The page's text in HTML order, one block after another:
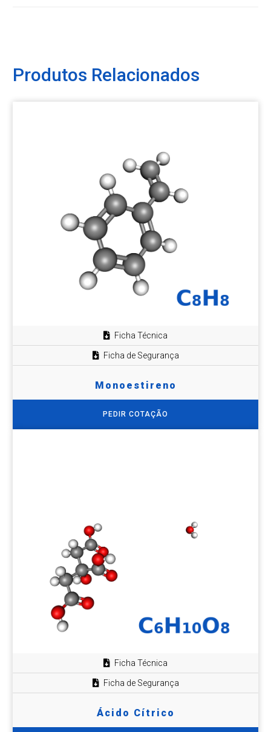
Produtos Relacionados
Ficha Técnica
Ficha de Segurança
Monoestireno
PEDIR COTAÇÃO
Ficha Técnica
Ficha de Segurança
Ácido Cítrico